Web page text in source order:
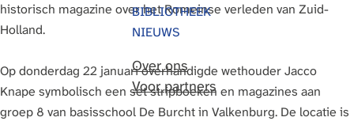
BIBLIOTHEEK
NIEUWS
Over ons
Voor partners
historisch magazine over het Romeinse verleden van Zuid-
Holland.
Op donderdag 22 januari overhandigde wethouder Jacco
Knape symbolisch een set stripboeken en magazines aan
groep 8 van basisschool De Burcht in Valkenburg. De locatie is